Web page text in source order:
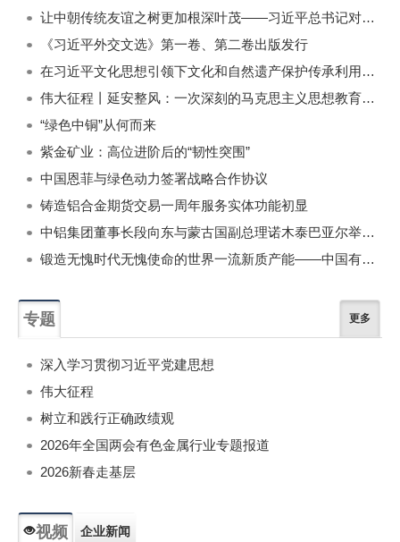
让中朝传统友谊之树更加根深叶茂——习近平总书记对朝鲜进行国事访问纪实
《习近平外交文选》第一卷、第二卷出版发行
在习近平文化思想引领下文化和自然遗产保护传承利用工作开创新局面
伟大征程丨延安整风：一次深刻的马克思主义思想教育运动
“绿色中铜”从何而来
紫金矿业：高位进阶后的“韧性突围”
中国恩菲与绿色动力签署战略合作协议
铸造铝合金期货交易一周年服务实体功能初显
中铝集团董事长段向东与蒙古国副总理诺木泰巴亚尔举行会谈
锻造无愧时代无愧使命的世界一流新质产能——中国有色金属工业的战略应对与破局之道（二）
专题 更多
深入学习贯彻习近平党建思想
伟大征程
树立和践行正确政绩观
2026年全国两会有色金属行业专题报道
2026新春走基层
视频 企业新闻